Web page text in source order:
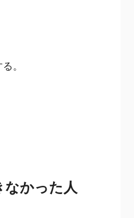
。
かった人